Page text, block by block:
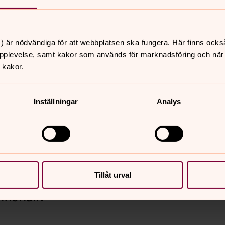
är nödvändiga för att webbplatsen ska fungera. Här finns
samt kakor som används för marknadsföring och
Inställningar Analys
Tillåt urval
personal. Med hänsyn till
samlas vi bara i mindre
minnesstunder och andra
men bara om vi bedömer det
men i möjligaste mån och om